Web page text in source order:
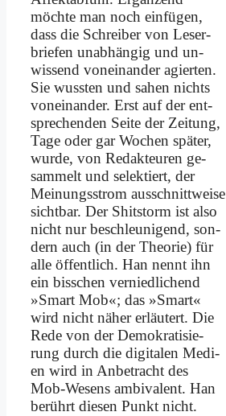
möch­te man noch ein­fü­gen,
dass die Schrei­ber von Le­ser­
brie­fen un­ab­hän­gig und un­
wissend von­ein­an­der agier­ten.
Sie wuss­ten und sa­hen nichts
von­ein­an­der. Erst auf der ent­
spre­chen­den Sei­te der Zei­tung,
Ta­ge oder gar Wo­chen spä­ter,
wur­de, von Re­dak­teu­ren ge­
sam­melt und se­lek­tiert, der
Mei­nungs­strom aus­schnitt­wei­se
sicht­bar. Der Shits­torm ist al­so
nicht nur be­schleu­ni­gend, son­
dern auch (in der Theo­rie) für
al­le öf­fent­lich. Han nennt ihn
ein biss­chen ver­nied­li­chend
»Smart Mob«; das »Smart«
wird nicht nä­her er­läu­tert. Die
Re­de von der De­mo­kra­ti­sie­
rung durch die di­gi­ta­len Me­di­
en wird in An­be­tracht des
Mob-We­sens am­bi­va­lent. Han
be­rührt die­sen Punkt nicht.